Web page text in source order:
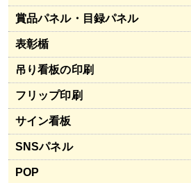
賞品パネル・目録パネル
表彰楯
吊り看板の印刷
フリップ印刷
サイン看板
SNSパネル
POP